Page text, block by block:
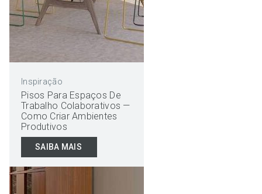
Inspiração
Pisos Para Espaços De
Trabalho Colaborativos —
Como Criar Ambientes
Produtivos
SAIBA MAIS